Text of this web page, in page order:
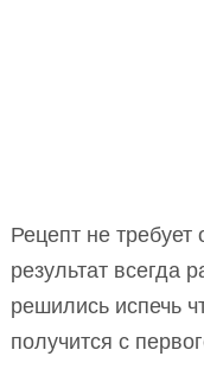
Рецепт не
результат всегда
решились испечь
получится с